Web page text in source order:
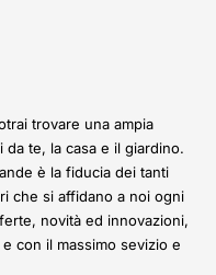
trovare una ampia
te, la casa e il giardino.
è la fiducia dei tanti
che si affidano a noi ogni
novità ed innovazioni,
con il massimo sevizio e